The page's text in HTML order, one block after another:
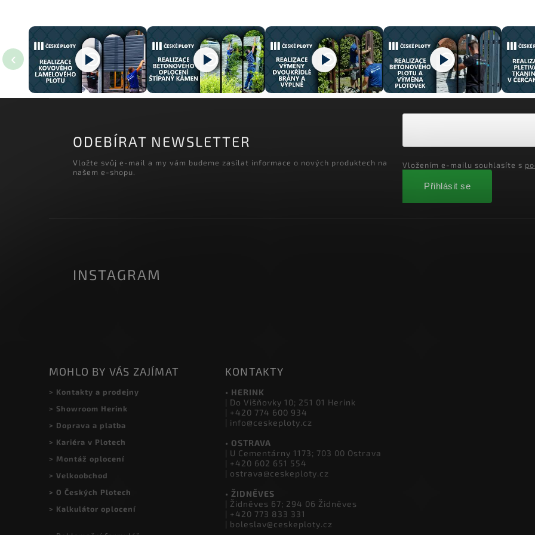
‹
ODEBÍRAT NEWSLETTER
Vložte svůj e-mail a my vám budeme zasílat informace o nových produktech na
našem e-shopu.
Vložením e-mailu souhlasíte s
Přihlásit se
INSTAGRAM
MOHLO BY VÁS ZAJÍMAT
> Kontakty a prodejny
> Showroom Herink
> Doprava a platba
> Kariéra v Plotech
> Montáž oplocení
> Velkoobchod
> O Českých Plotech
> Kalkulátor oplocení
KONTAKTY
• HERINK
| Do Višňovky 10; 251 01 Herink
| +420 774 600 934
| info@ceskeploty.cz
• OSTRAVA
| U Cementárny 1173; 703 00 Ostrava
| +420 602 651 554
| ostrava@ceskeploty.cz
• ŽIDNĚVES
| Židněves 67; 294 06 Židněves
| +420 773 833 331
| boleslav@ceskeploty.cz